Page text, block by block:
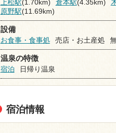
上松駅(1.70km) 倉本駅(4.35km)
原野駅(11.69km)
設備
お食事・食事処
売店・お土産処
温泉の特徴
宿泊
日帰り温泉
宿泊情報